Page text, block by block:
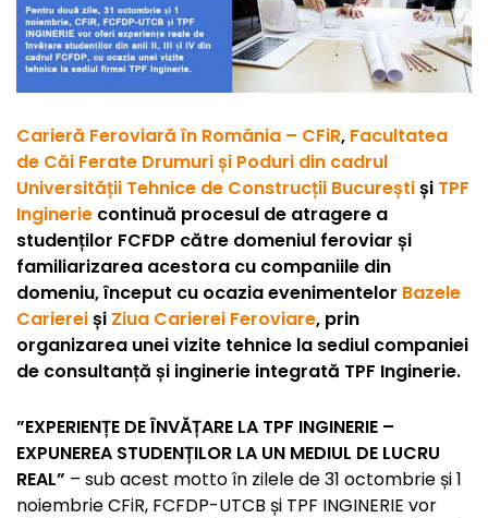
Carieră Feroviară în România – CFiR, Facultatea
de Căi Ferate Drumuri și Poduri din cadrul
Universității Tehnice de Construcții Bucureștiși TPF
Inginerie continuă procesul de atragere a
studenților FCFDP către domeniul feroviar și
familiarizarea acestora cu companiile din
domeniu, început cu ocazia evenimentelor Bazele
Cariereiși Ziua Carierei Feroviare, prin
organizarea unei vizite tehnice la sediul companiei
de consultanță și inginerie integrată TPF Inginerie.
”EXPERIENȚE DE ÎNVĂȚARE LA TPF INGINERIE –
EXPUNEREA STUDENȚILOR LA UN MEDIUL DE LUCRU
REAL” – sub acest motto în zilele de 31 octombrie și 1
noiembrie CFiR, FCFDP-UTCB și TPF INGINERIE vor